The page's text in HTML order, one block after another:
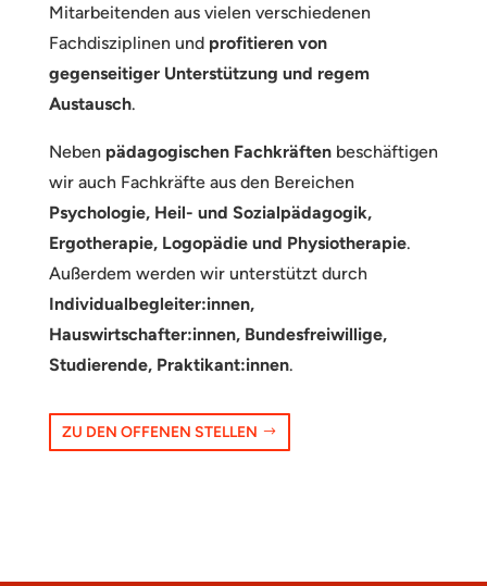
Mitarbeitenden aus vielen verschiedenen
Fachdisziplinen und profitieren von
gegenseitiger Unterstützung und regem
Austausch.
Neben pädagogischen Fachkräftenbeschäftigen
wir auch Fachkräfte aus den Bereichen
Psychologie, Heil- und Sozialpädagogik,
Ergotherapie, Logopädie und Physiotherapie.
Außerdem werden wir unterstützt durch
Individualbegleiter:innen,
Hauswirtschafter:innen, Bundesfreiwillige,
Studierende, Praktikant:innen.
ZU DEN OFFENEN STELLEN